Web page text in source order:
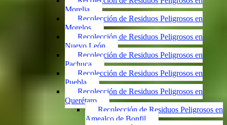
Morelia
Recolección de Residuos Peligrosos en
Morelos
Recolección de Residuos Peligrosos en
Nuevo León
Recolección de Residuos Peligrosos en
Pachuca
Recolección de Residuos Peligrosos en
Puebla
Recolección de Residuos Peligrosos en
Querétaro
Recolección de Residuos Peligrosos en
Amealco de Bonfil